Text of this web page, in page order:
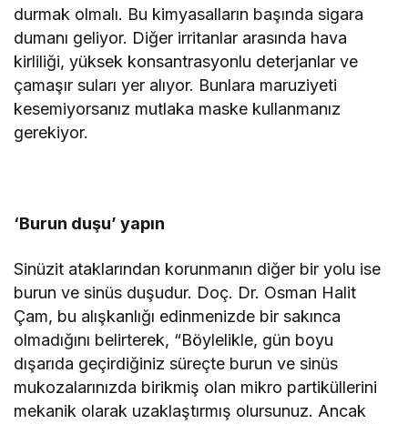
durmak olmalı. Bu kimyasalların başında sigara
dumanı geliyor. Diğer irritanlar arasında hava
kirliliği, yüksek konsantrasyonlu deterjanlar ve
çamaşır suları yer alıyor. Bunlara maruziyeti
kesemiyorsanız mutlaka maske kullanmanız
gerekiyor.
‘Burun duşu’ yapın
Sinüzit ataklarından korunmanın diğer bir yolu ise
burun ve sinüs duşudur. Doç. Dr. Osman Halit
Çam, bu alışkanlığı edinmenizde bir sakınca
olmadığını belirterek, “Böylelikle, gün boyu
dışarıda geçirdiğiniz süreçte burun ve sinüs
mukozalarınızda birikmiş olan mikro partiküllerini
mekanik olarak uzaklaştırmış olursunuz. Ancak